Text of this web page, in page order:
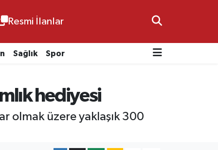
Resmi İlanlar
Sağlık Spor
hediyesi
olmak üzere yaklaşık 300